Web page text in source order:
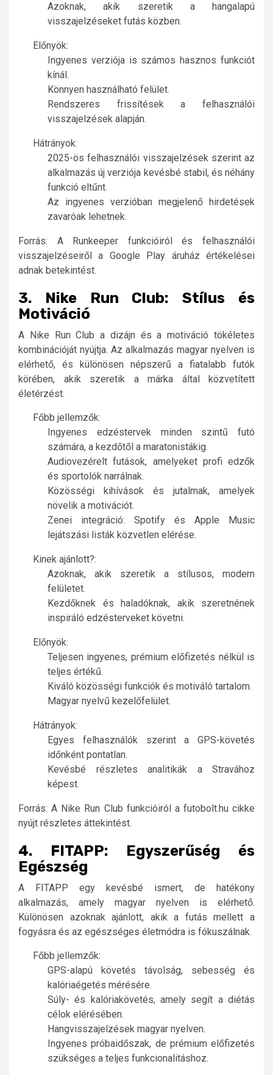
Azoknak, akik szeretik a hangalapú
visszajelzéseket futás közben.
Előnyök:
Ingyenes verziója is számos hasznos funkciót
kínál.
Könnyen használható felület.
Rendszeres frissítések a felhasználói
visszajelzések alapján.
Hátrányok:
2025-ös felhasználói visszajelzések szerint az
alkalmazás új verziója kevésbé stabil, és néhány
funkció eltűnt.
Az ingyenes verzióban megjelenő hirdetések
zavaróak lehetnek.
Forrás: A Runkeeper funkcióiról és felhasználói
visszajelzéseiről a Google Play áruház értékelései
adnak betekintést.
3. Nike Run Club: Stílus és
Motiváció
A Nike Run Club a dizájn és a motiváció tökéletes
kombinációját nyújtja. Az alkalmazás magyar nyelven is
elérhető, és különösen népszerű a fiatalabb futók
körében, akik szeretik a márka által közvetített
életérzést.
Főbb jellemzők:
Ingyenes edzéstervek minden szintű futó
számára, a kezdőtől a maratonistákig.
Audiovezérelt futások, amelyeket profi edzők
és sportolók narrálnak.
Közösségi kihívások és jutalmak, amelyek
növelik a motivációt.
Zenei integráció: Spotify és Apple Music
lejátszási listák közvetlen elérése.
Kinek ajánlott?:
Azoknak, akik szeretik a stílusos, modern
felületet.
Kezdőknek és haladóknak, akik szeretnének
inspiráló edzésterveket követni.
Előnyök:
Teljesen ingyenes, prémium előfizetés nélkül is
teljes értékű.
Kiváló közösségi funkciók és motiváló tartalom.
Magyar nyelvű kezelőfelület.
Hátrányok:
Egyes felhasználók szerint a GPS-követés
időnként pontatlan.
Kevésbé részletes analitikák a Stravához
képest.
Forrás: A Nike Run Club funkcióiról a futobolt.hu cikke
nyújt részletes áttekintést.
4. FITAPP: Egyszerűség és
Egészség
A FITAPP egy kevésbé ismert, de hatékony
alkalmazás, amely magyar nyelven is elérhető.
Különösen azoknak ajánlott, akik a futás mellett a
fogyásra és az egészséges életmódra is fókuszálnak.
Főbb jellemzők:
GPS-alapú követés távolság, sebesség és
kalóriaégetés mérésére.
Súly- és kalóriakövetés, amely segít a diétás
célok elérésében.
Hangvisszajelzések magyar nyelven.
Ingyenes próbaidőszak, de prémium előfizetés
szükséges a teljes funkcionalitáshoz.